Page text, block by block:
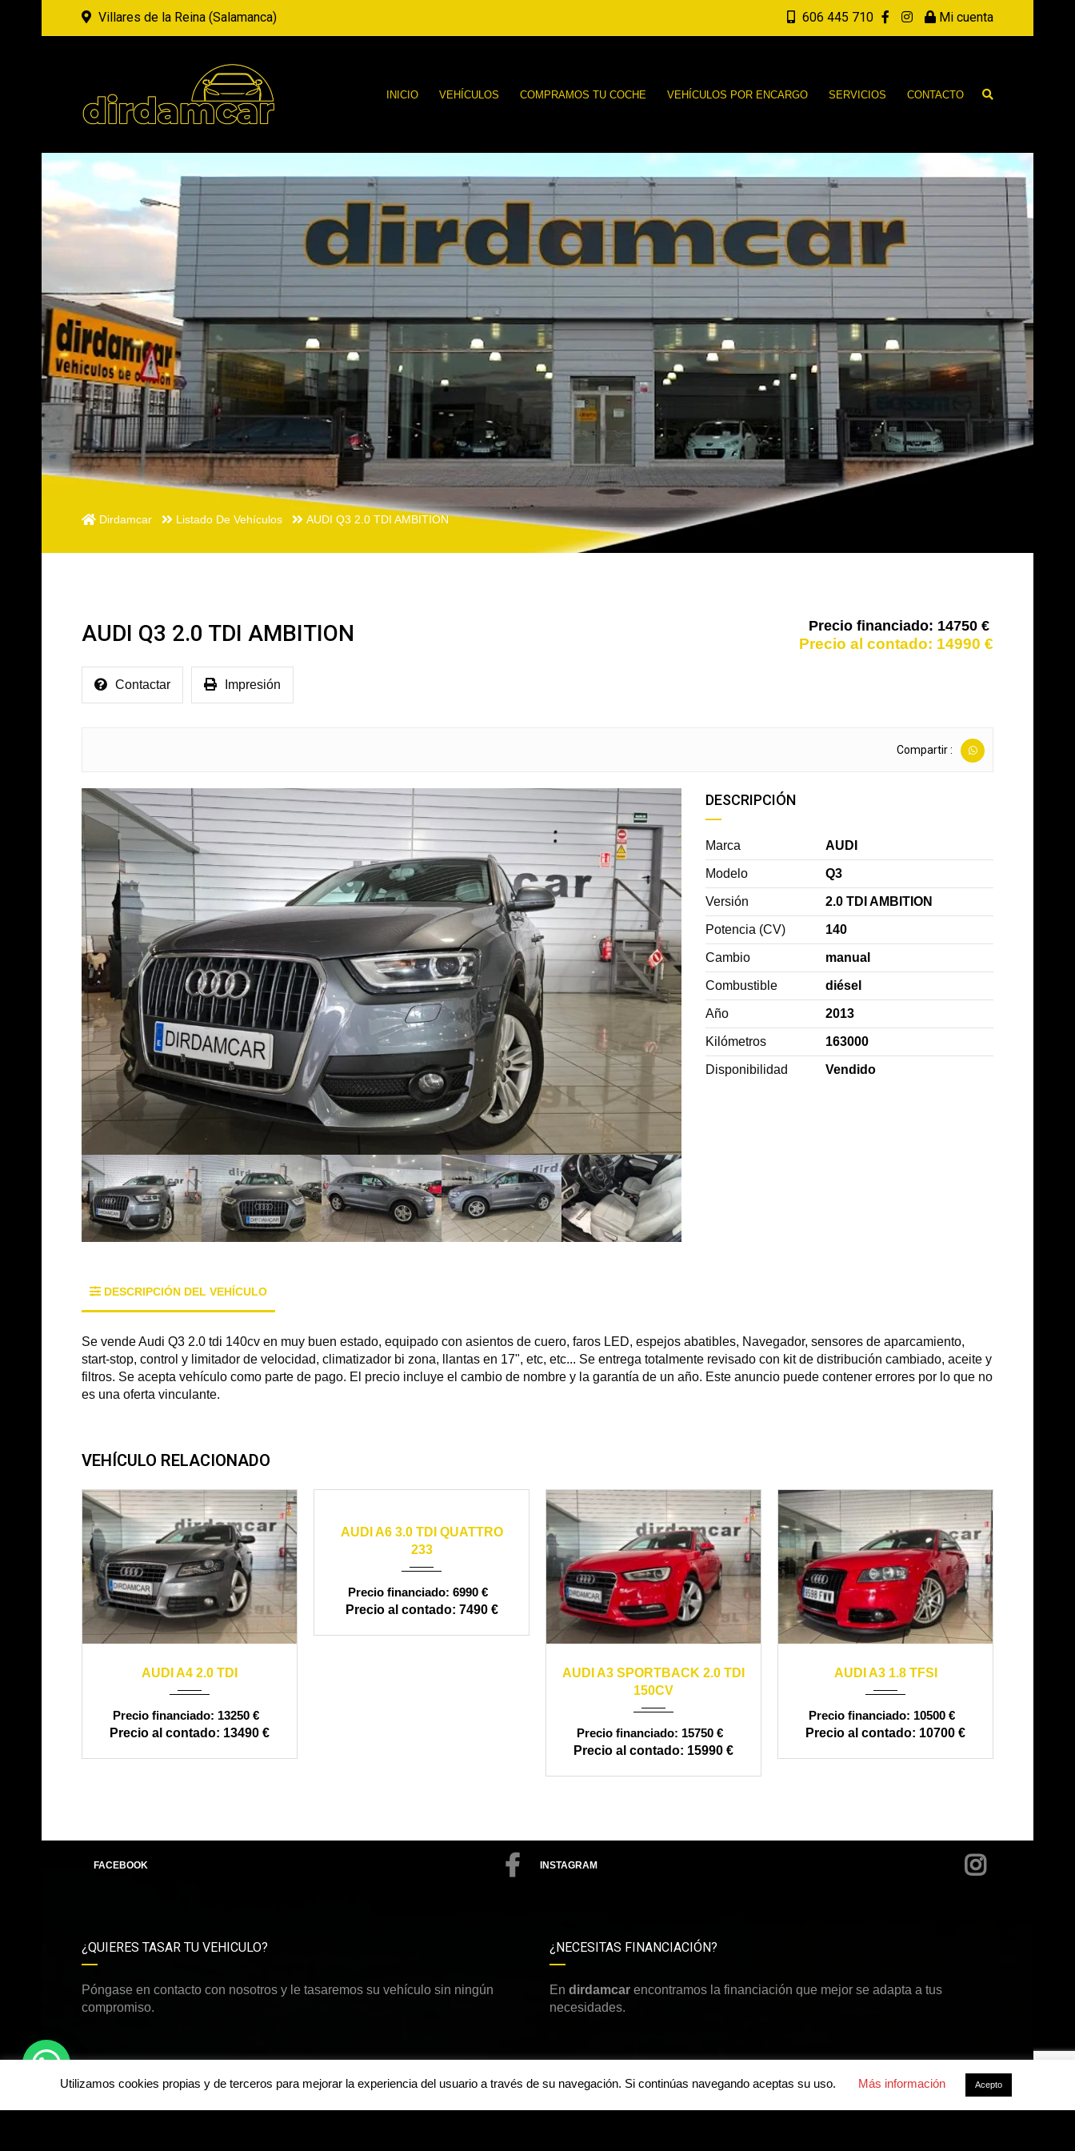
Villares de la Reina (Salamanca) 606 445 710 Mi cuenta
INICIO VEHÍCULOS COMPRAMOS TU COCHE VEHÍCULOS POR ENCARGO SERVICIOS CONTACTO
Dirdamcar Listado De Vehículos AUDI Q3 2.0 TDI AMBITION
AUDI Q3 2.0 TDI AMBITION 14750 €
14990 €
Contactar Impresión
Compartir :
DESCRIPCIÓN
Marca AUDI
Modelo Q3
Versión 2.0 TDI AMBITION
Potencia (CV) 140
Cambio manual
Combustible diésel
Año 2013
Kilómetros 163000
Disponibilidad Vendido
DESCRIPCIÓN DEL VEHÍCULO
Se vende Audi Q3 2.0 tdi 140cv en muy buen estado, equipado con asientos de cuero, faros LED, espejos abatibles, Navegador, sensores de aparcamiento,
start-stop, control y limitador de velocidad, climatizador bi zona, llantas en 17", etc, etc... Se entrega totalmente revisado con kit de distribución cambiado, aceite y
filtros. Se acepta vehículo como parte de pago. El precio incluye el cambio de nombre y la garantía de un año. Este anuncio puede contener errores por lo que no
es una oferta vinculante.
VEHÍCULO RELACIONADO
AUDI A4 2.0 TDI
13250 €
13490 €
AUDI A6 3.0 TDI QUATTRO
233
6990 €
7490 €
AUDI A3 SPORTBACK 2.0 TDI
150CV
15750 €
15990 €
AUDI A3 1.8 TFSI
10500 €
10700 €
FACEBOOK INSTAGRAM
¿QUIERES TASAR TU VEHICULO?
Póngase en contacto con nosotros y le tasaremos su vehículo sin ningún
compromiso.
¿NECESITAS FINANCIACIÓN?
En dirdamcar encontramos la financiación que mejor se adapta a tus
necesidades.
Utilizamos cookies propias y de terceros para mejorar la experiencia del usuario a través de su navegación. Si continúas navegando aceptas su uso. Más información Acepto